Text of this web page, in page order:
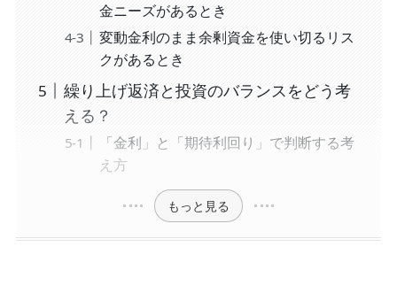
金ニーズがあるとき
変動金利のまま余剰資金を使い切るリス
クがあるとき
繰り上げ返済と投資のバランスをどう考
える？
「金利」と「期待利回り」で判断する考
え方
もっと見る